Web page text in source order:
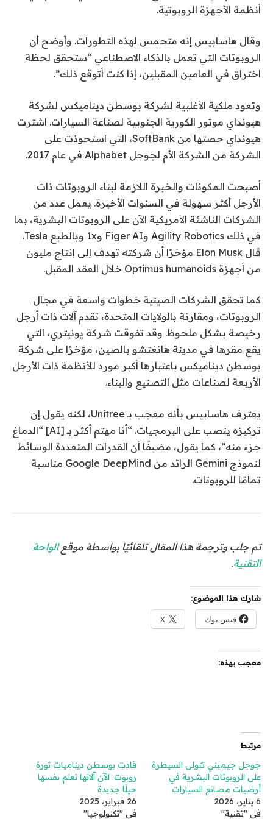
أنظمة الأجهزة الروبوتية.
وقال هاسابيس إنه متحمس لهذه التطورات. وأوضح أن
الروبوتات التي تعمل بالذكاء الاصطناعي “ستحقق لحظة
اختراق في العامين المقبلين، إذا كنت أتوقع ذلك”.
وتعود ملكية الأغلبية لشركة بوسطن ديناميكس لشركة
هيونداي موتور الكورية الجنوبية لصناعة السيارات. اشترت
هيونداي حصتها من SoftBank، التي استحوذت على
الشركة من الشركة الأم لجوجل Alphabet في عام 2017.
أصبحت المكونات والخبرة اللازمة لبناء الروبوتات ذات
الأرجل أكثر سهولة في السنوات الأخيرة. يعمل عدد من
الشركات الناشئة الأمريكية الآن على الروبوتات البشرية، بما
في ذلك Agility Robotics وFiger AI و1x وبالطبع Tesla.
قال Elon Musk مؤخرًا أن شركته تهدف إلى إنتاج مليون
من أجهزة Optimus humanoids خلال العقد المقبل.
كما تحقق الشركات الصينية خطوات واسعة في مجال
الروبوتات، ومقارنة بالولايات المتحدة، تقدم آلات ذات أرجل
رخيصة بشكل ملحوظ. وقد تفوقت شركة يونيتري، التي
يقع مقرها في مدينة هانغتشو بالصين، مؤخرًا على شركة
بوسطن ديناميكس باعتبارها أكبر مورد للأنظمة ذات الأرجل
الأربعة لصناعات مثل التصنيع والبناء.
يعترف هاسابيس بأنه معجب بـ Unitree، لكنه يقول إن
تركيزه ينصب على البرمجيات. “أنا مهتم أكثر بـ [AI] “الدماغ
جزء منه”، كما يقول، مضيفًا أن القدرات المتعددة الوسائط
لنموذج Gemini الرائد من Google DeepMind مناسبة
تمامًا للروبوتات.
تم جلب وترجمة هذا المقال تلقائيًا بواسطة موقعالواحة
التقنية.
شارك هذا الموضوع:
فيس بوك X
معجب بهذه:
مرتبط
جوجل جيميني تتولى السيطرة
على الروبوتات البشرية في
أرضيات مصانع السيارات
6 يناير، 2026
في "تقنية"
قادت بوسطن ديناميات ثورة
روبوت. الآن آلاتها تعلم نفسها
حيلًا جديدة
26 فبراير، 2025
في "تكنولوجيا"